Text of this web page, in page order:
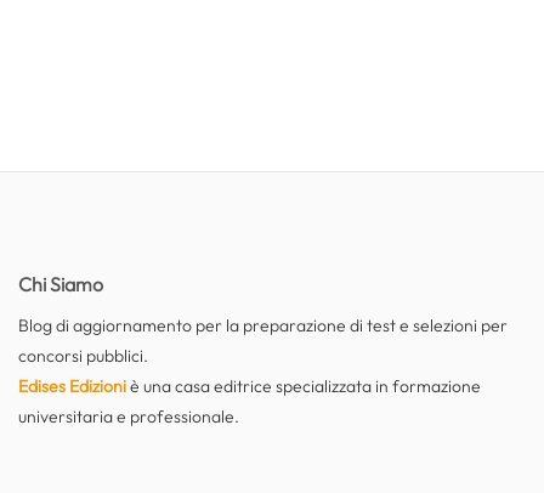
Chi Siamo
Blog di aggiornamento per la preparazione di test e selezioni per
concorsi pubblici.
Edises Edizioniè una casa editrice specializzata in formazione
universitaria e professionale.